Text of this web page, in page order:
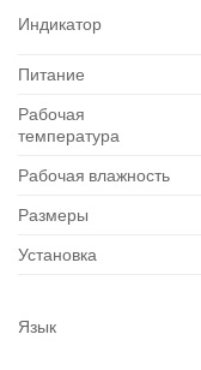
Индикатор
Питание
Рабочая
температура
Рабочая влажность
Размеры
Установка
Язык